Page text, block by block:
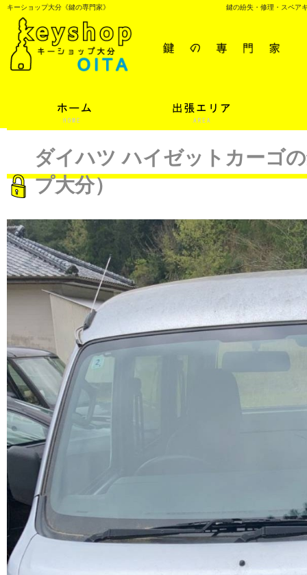
キーショップ大分《鍵の専門家》 鍵の紛失・修理・スペア
ダイハツ ハイゼットカーゴ
プ大分）